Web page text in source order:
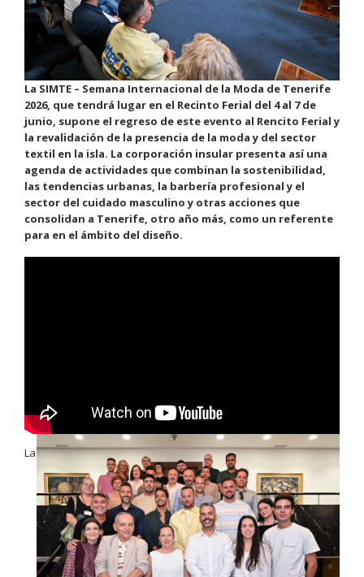
La SIMTE – Semana Internacional de la Moda de Tenerife
2026, que tendrá lugar en el Recinto Ferial del 4 al 7 de
junio, supone el regreso de este evento al Rencito Ferial y
la revalidación de la presencia de la moda y del sector
textil en la isla. La corporación insular presenta así una
agenda de actividades que combinan la sostenibilidad,
las tendencias urbanas, la barbería profesional y el
sector del cuidado masculino y otras acciones que
consolidan a Tenerife, otro año más, como un referente
para en el ámbito del diseño.
La